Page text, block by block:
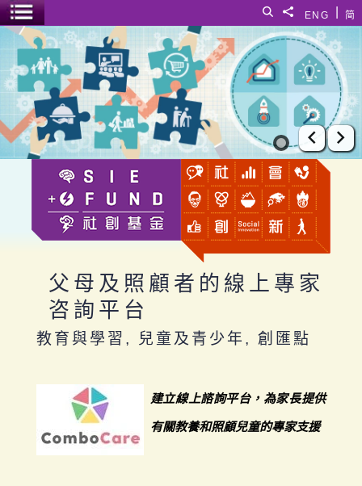
简
ENG
分享給
搜尋
選單開關
父母及照顧者的線上專家咨詢平台
上一張
下
父母及照顧者的線上專家
咨詢平台
教育與學習, 兒童及青少年, 創匯點
建立線上諮詢平台，為家長提供
有關教養和照顧兒童的專家支援